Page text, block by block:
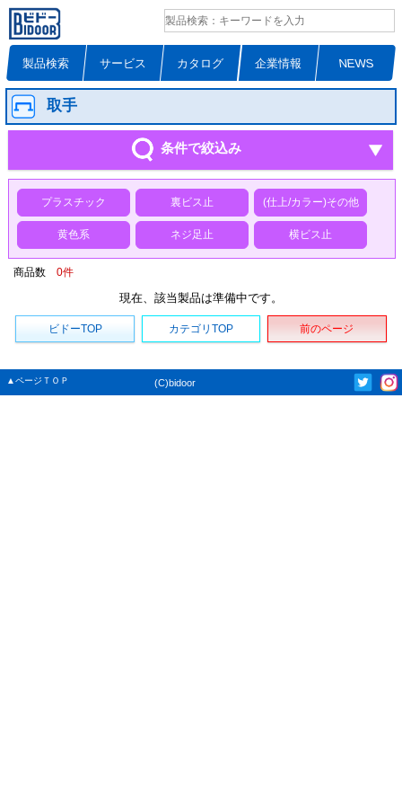
製品検索 サービス カタログ 企業情報 NEWS
取手
条件で絞込み
プラスチック 裏ビス止 (仕上/カラー)その他
黄色系 ネジ足止 横ビス止
商品数 0件
現在、該当製品は準備中です。
ビドーTOP カテゴリTOP 前のページ
▲ページＴＯＰ (C)bidoor